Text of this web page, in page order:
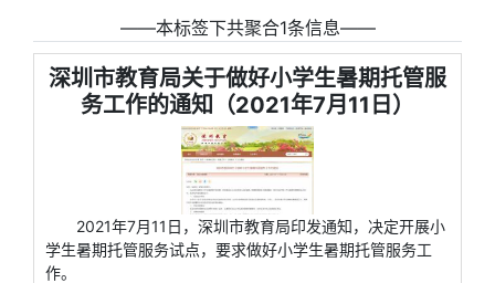
――本标签下共聚合1条信息――
深圳市教育局关于做好小学生暑期托管服
务工作的通知（2021年7月11日）
2021年7月11日，深圳市教育局印发通知，决定开展小
学生暑期托管服务试点，要求做好小学生暑期托管服务工
作。